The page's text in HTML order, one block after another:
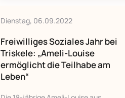
Dienstag, 06.09.2022
Freiwilliges Soziales Jahr bei
Triskele: „Ameli-Louise
ermöglicht die Teilhabe am
Leben“